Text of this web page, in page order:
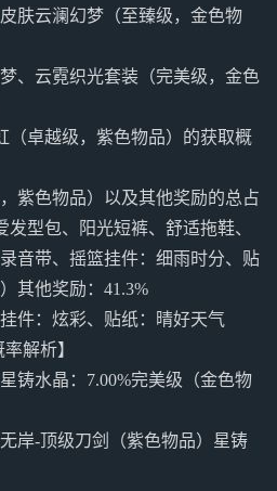
肤云澜幻梦（至臻级，金色物
、云霓织光套装（完美级，金色
（卓越级，紫色物品）的获取概
紫色物品）以及其他奖励的总占
发型包、阳光短裤、舒适拖鞋、
音带、摇篮挂件：细雨时分、贴
其他奖励：41.3%
件：炫彩、贴纸：晴好天气
解析】
铸水晶：7.00%完美级（金色物
岸-顶级刀剑（紫色物品）星铸